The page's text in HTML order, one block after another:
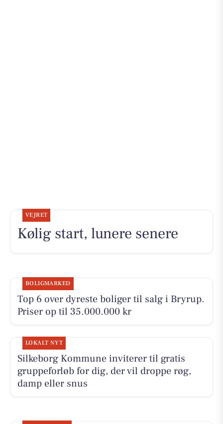
VEJRET
Kølig start, lunere senere
BOLIGMARKED
Top 6 over dyreste boliger til salg i Bryrup.
Priser op til 35.000.000 kr
LOKALT NYT
Silkeborg Kommune inviterer til gratis
gruppeforløb for dig, der vil droppe røg,
damp eller snus